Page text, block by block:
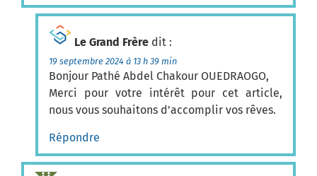
Le Grand Frère dit :
19 septembre 2024 à 13 h 39 min
Bonjour Pathé Abdel Chakour OUEDRAOGO,
Merci pour votre intérêt pour cet article,
nous vous souhaitons d’accomplir vos rêves.
Répondre